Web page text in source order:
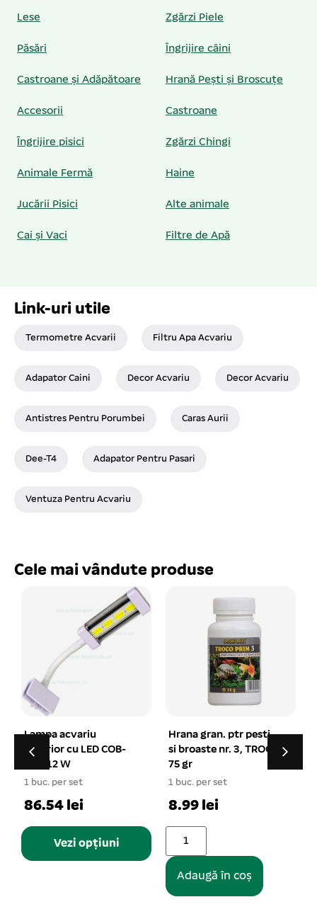
Lese Zgărzi Piele
Păsări Îngrijire câini
Castroane și Adăpătoare Hrană Pești și Broscuțe
Accesorii Castroane
Îngrijire pisici Zgărzi Chingi
Animale Fermă Haine
Jucării Pisici Alte animale
Cai și Vaci Filtre de Apă
Link-uri utile
Termometre Acvarii Filtru Apa Acvariu
Adapator Caini Decor Acvariu Decor Acvariu
Antistres Pentru Porumbei Caras Aurii
Dee-T4 Adapator Pentru Pasari
Ventuza Pentru Acvariu
Cele mai vândute produse
Hrana gran. ptr pesti
si broaste nr. 3, TROCO
1 buc. per set
8.99 lei
Filtru apa acvariu RS-
3003 1750 L/h 20W
1 buc. per set
73.30 lei